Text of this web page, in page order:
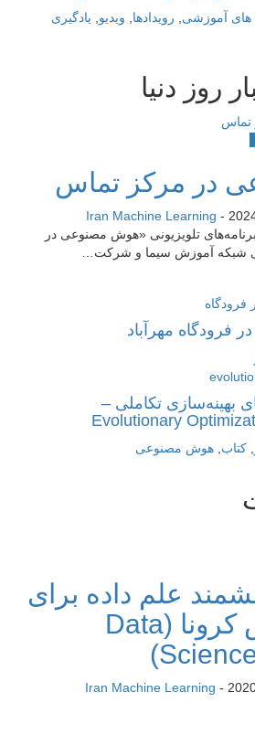
های آموزشی رویدادها ویدیو
یادگیری
روز دنیا
در مرکز تماس
Iran Machine Learning -
تلویزیونی «هوش مصنوعی در
شبکه آموزش سیما و شرکت…
مهرآباد
بهینه‌سازی تکاملی –
Evolutionary
کتاب هوش مصنوعی
علم داده برای
شیوع ویروس کرونا (Data
Iran Machine Learning -